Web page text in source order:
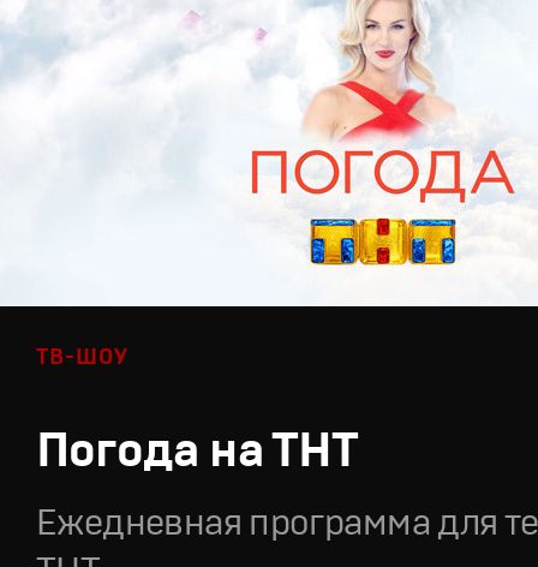
ТВ-ШОУ
Погода на ТНТ
Ежедневная программа для